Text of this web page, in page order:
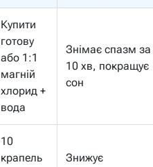
Купити
готову
або 1:1
магній
хлорид +
вода
Знімає спазм за
10 хв, покращує
сон
10
крапель
Знижує